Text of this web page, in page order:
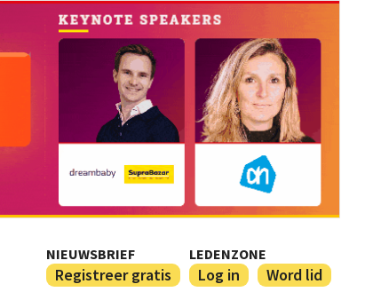
NIEUWSBRIEF
Registreer gratis
LEDENZONE
Log in Word lid